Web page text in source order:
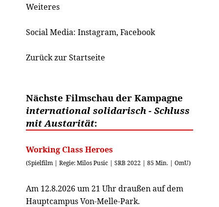
Weiteres
Social Media: Instagram, Facebook
Zurück zur Startseite
Nächste Filmschau der Kampagne
international solidarisch - Schluss
mit Austarität:
Working Class Heroes
(Spielfilm | Regie: Milos Pusic | SRB 2022 | 85 Min. | OmU)
Am 12.8.2026 um 21 Uhr draußen auf dem
Hauptcampus Von-Melle-Park.